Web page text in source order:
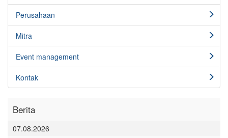
Perusahaan
Mitra
Event management
Kontak
Berita
07.08.2026